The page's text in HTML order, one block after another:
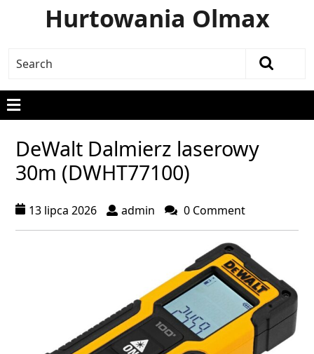
Hurtowania Olmax
DeWalt Dalmierz laserowy
30m (DWHT77100)
13 lipca 2026 admin 0 Comment